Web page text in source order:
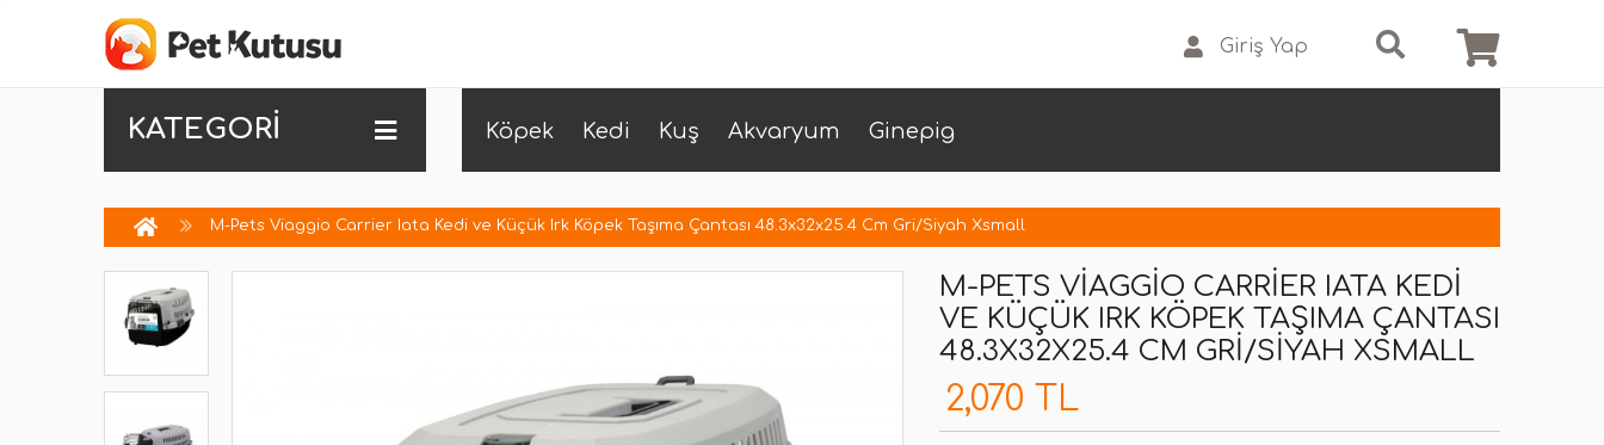
Giriş Yap
KATEGORİ Köpek Kedi Kuş Akvaryum Ginepig
M-Pets Viaggio Carrier Iata Kedi ve Küçük Irk Köpek Taşıma Çantası 48.3x32x25.4 Cm Gri/Siyah Xsmall
M-PETS VIAGGIO CARRIER IATA KEDI
VE KÜÇÜK IRK KÖPEK TAŞIMA ÇANTASI
48.3X32X25.4 CM GRI/SIYAH XSMALL
2,070 TL